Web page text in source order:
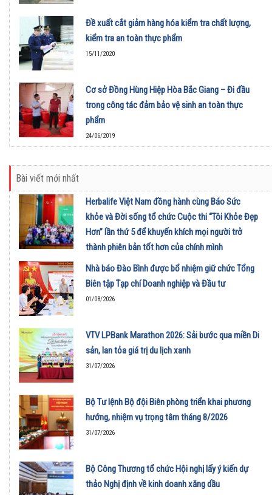
Đề xuất cắt giảm hàng hóa kiểm tra chất lượng,
kiểm tra an toàn thực phẩm
15/11/2020
Cơ sở Đồng Hùng Hiệp Hòa Bắc Giang – Đi đầu
trong công tác đảm bảo vệ sinh an toàn thực
phẩm
24/06/2019
Bài viết mới nhất
Herbalife Việt Nam đồng hành cùng Báo Sức
khỏe và Đời sống tổ chức Cuộc thi “Tôi Khỏe Đẹp
Hơn” lần thứ 5 để khuyến khích mọi người trở
thành phiên bản tốt hơn của chính mình
01/08/2026
Nhà báo Đào Bình được bổ nhiệm giữ chức Tổng
Biên tập Tạp chí Doanh nghiệp và Đầu tư
01/08/2026
VTV LPBank Marathon 2026: Sải bước qua miền Di
sản, lan tỏa giá trị du lịch xanh
31/07/2026
Bộ Tư lệnh Bộ đội Biên phòng triển khai phương
hướng, nhiệm vụ trọng tâm tháng 8/2026
31/07/2026
Bộ Công Thương tổ chức Hội nghị lấy ý kiến dự
thảo Nghị định về kinh doanh xăng dầu